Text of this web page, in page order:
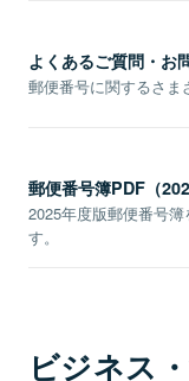
よくあるご質問・お
郵便番号に関するさま
郵便番号簿PDF（
2025年度版郵便番号
す。
ビジネス